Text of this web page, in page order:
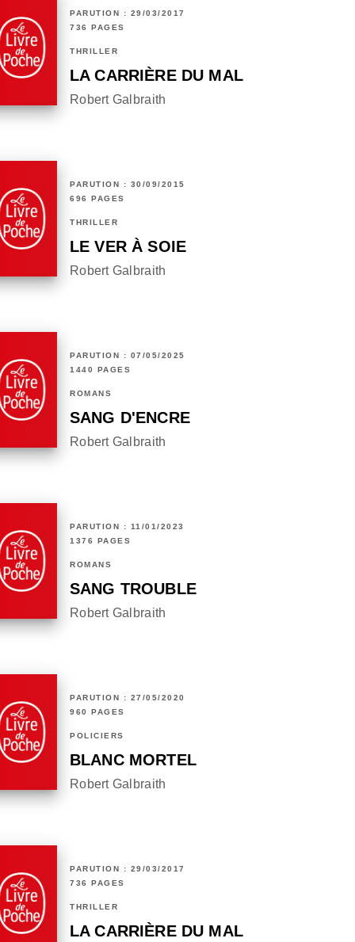
PARUTION : 29/03/2017
736 PAGES
THRILLER
LA CARRIÈRE DU MAL
Robert Galbraith
PARUTION : 30/09/2015
696 PAGES
THRILLER
LE VER À SOIE
Robert Galbraith
PARUTION : 07/05/2025
1440 PAGES
ROMANS
SANG D'ENCRE
Robert Galbraith
PARUTION : 11/01/2023
1376 PAGES
ROMANS
SANG TROUBLE
Robert Galbraith
PARUTION : 27/05/2020
960 PAGES
POLICIERS
BLANC MORTEL
Robert Galbraith
PARUTION : 29/03/2017
736 PAGES
THRILLER
LA CARRIÈRE DU MAL